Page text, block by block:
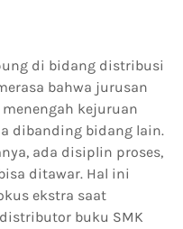
di bidang distribusi
bahwa jurusan
kejuruan
dibanding bidang lain.
ada disiplin proses,
ditawar. Hal ini
ekstra saat
buku SMK